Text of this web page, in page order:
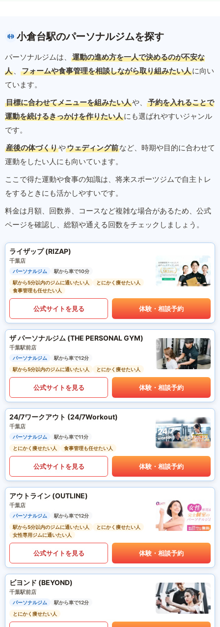
小倉台駅のパーソナルジムを探す
パーソナルジムは、
運動の進め方を一人で決めるのが不安な
人 、 フォームや食事管理を相談しながら取り組みたい人に向い
ています。
目標に合わせてメニューを組みたい人や、
予約を入れることで
運動を続けるきっかけを作りたい人にも選ばれやすいジャンル
です。
産後の体づくりやウェディング前など、時期や目的に合わせて
運動をしたい人にも向いています。
ここで得た運動や食事の知識は、将来スポーツジムで自主トレ
をするときにも活かしやすいです。
料金は月額、回数券、コースなど複雑な場合があるため、公式
ページを確認し、総額や通える回数をチェックしましょう。
ライザップ (RIZAP)
千葉店
パーソナルジム
駅から車で10分
駅から5分以内のジムに通いたい人
とにかく痩せたい人
食事管理も任せたい人
公式サイトを見る 体験・相談予約
ザ パーソナルジム (THE PERSONAL GYM)
千葉駅前店
パーソナルジム
駅から車で12分
駅から5分以内のジムに通いたい人
とにかく痩せたい人
公式サイトを見る 体験・相談予約
24/7ワークアウト (24/7Workout)
千葉店
パーソナルジム
駅から車で11分
とにかく痩せたい人
食事管理も任せたい人
公式サイトを見る 体験・相談予約
アウトライン (OUTLINE)
千葉店
パーソナルジム
駅から車で12分
駅から5分以内のジムに通いたい人
とにかく痩せたい人
女性専用ジムに通いたい人
公式サイトを見る 体験・相談予約
ビヨンド (BEYOND)
千葉駅前店
パーソナルジム
駅から車で12分
とにかく痩せたい人